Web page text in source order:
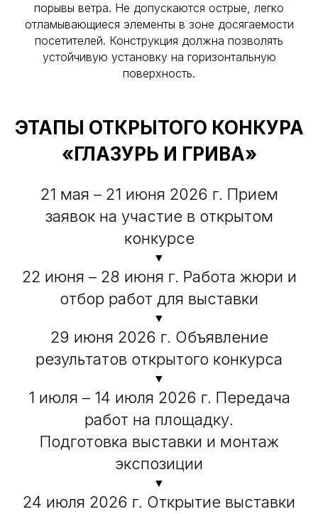
порывы ветра. Не допускаются острые, легко
отламывающиеся элементы в зоне досягаемости
посетителей. Конструкция должна позволять
устойчивую установку на горизонтальную
поверхность.
ЭТАПЫ ОТКРЫТОГО КОНКУРА
«ГЛАЗУРЬ И ГРИВА»
21 мая – 21 июня 2026 г. Прием
заявок на участие в открытом
конкурсе
▼
22 июня – 28 июня г. Работа жюри и
отбор работ для выставки
▼
29 июня 2026 г. Объявление
результатов открытого конкурса
▼
1 июля – 14 июля 2026 г. Передача
работ на площадку.
Подготовка выставки и монтаж
экспозиции
▼
24 июля 2026 г. Открытие выставки